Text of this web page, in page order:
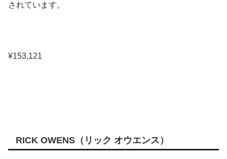
されています。
¥153,121
RICK OWENS（リック オウエンス）